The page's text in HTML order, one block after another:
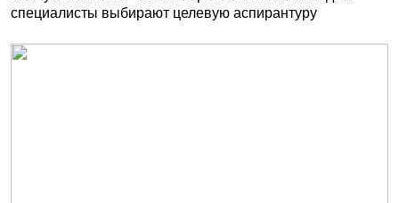
специалисты выбирают целевую аспирантуру